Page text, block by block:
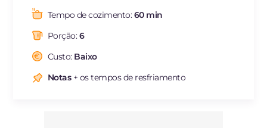
Gorduras
saturadas
Fibra
Colesterol
Sódio mg
Tempo de cozimento:60 min
Porção:6
Custo: Baixo
Notas+ os tempos de resfriamento